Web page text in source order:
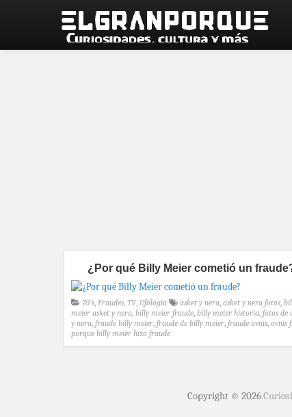
¿Por qué Billy Meier cometió un
70's, Fraudes, TV, Ufología asket y nera, asket y nera fotos,
meier asket y nera, billy meier fraude, billy meier historia, fotos de
y nera, fraude billy meier, fraude de billy meier, fraude ovnis, ovnis
porque billy meier hizo fraude
Copyright © 2026